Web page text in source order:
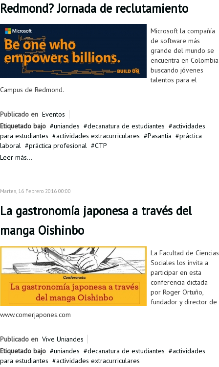
Redmond? Jornada de reclutamiento
Microsoft la compañía
de software más
grande del mundo se
encuentra en Colombia
buscando jóvenes
talentos para el
Campus de Redmond.
Publicado en Eventos
Etiquetado bajo
uniandes decanatura de estudiantes
actividades
para estudiantes
actividades extracurriculares Pasantía
práctica
laboral
práctica profesional
CTP
Leer más...
Martes, 16 Febrero 2016 00:00
La gastronomía japonesa a través del
manga Oishinbo
La Facultad de Ciencias
Sociales los invita a
participar en esta
conferencia dictada
por Roger Ortuño,
fundador y director de
www.comerjapones.com
Publicado en Vive Uniandes
Etiquetado bajo
uniandes decanatura de estudiantes
actividades
para estudiantes
actividades extracurriculares